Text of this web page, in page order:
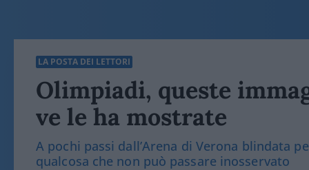
LA POSTA DEI LETTORI
Olimpiadi, queste
ve le ha mostrate
A pochi passi dall’Arena di Verona blindata
qualcosa che non può passare inosservato